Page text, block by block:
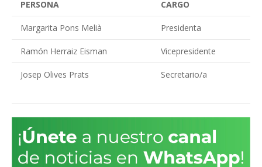
PERSONA CARGO
Margarita Pons Melià Presidenta
Ramón Herraiz Eisman Vicepresidente
Josep Olives Prats Secretario/a